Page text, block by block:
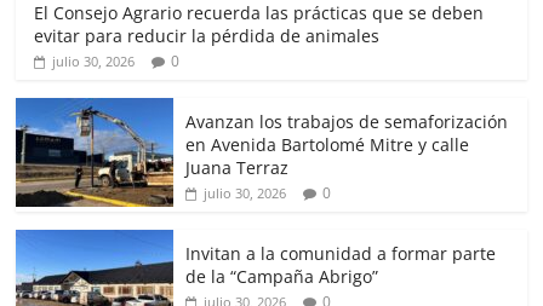
El Consejo Agrario recuerda las prácticas que se deben
evitar para reducir la pérdida de animales
julio 30, 2026 0
Avanzan los trabajos de semaforización
en Avenida Bartolomé Mitre y calle
Juana Terraz
julio 30, 2026 0
Invitan a la comunidad a formar parte
de la “Campaña Abrigo”
julio 30, 2026